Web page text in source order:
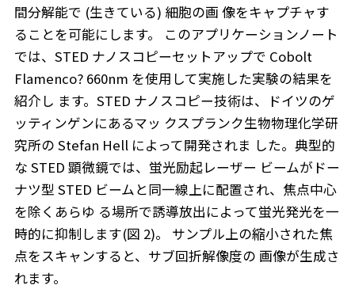
間分解能で (生きている) 細胞の画 像をキャプチャす
ることを可能にします。 このアプリケーションノート
では、STED ナノスコピーセットアップで Cobolt
Flamenco? 660nm を使用して実施した実験の結果を
紹介し ます。STED ナノスコピー技術は、ドイツのゲ
ッティンゲンにあるマッ クスプランク生物物理化学研
究所の Stefan Hell によって開発されま した。典型的
な STED 顕微鏡では、蛍光励起レーザー ビームがドー
ナツ型 STED ビームと同一線上に配置され、焦点中心
を除くあらゆ る場所で誘導放出によって蛍光発光を一
時的に抑制します(図 2)。 サンプル上の縮小された焦
点をスキャンすると、サブ回折解像度の 画像が生成さ
れます。